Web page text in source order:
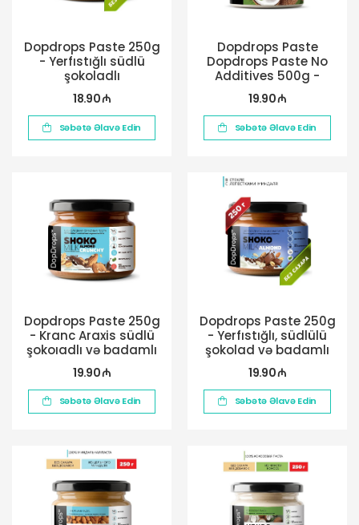
Dopdrops Paste 250g
- Yerfıstığlı südlü
şokoladlı
18.90 ₼
Səbətə Əlavə Edin
Dopdrops Paste
Dopdrops Paste No
Additives 500g -
Kokos
19.90 ₼
Səbətə Əlavə Edin
Dopdrops Paste 250g
- Kranc Araxis südlü
şokoıadlı və badamlı
19.90 ₼
Səbətə Əlavə Edin
Dopdrops Paste 250g
- Yerfıstığlı, südlülü
şokolad və badamlı
19.90 ₼
Səbətə Əlavə Edin